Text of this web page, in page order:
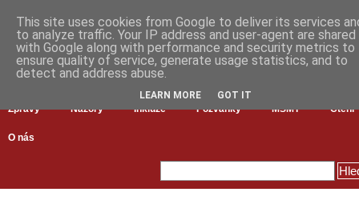
Zprávy Názory Inkluze Pozvánky MŠMT Čtení
O nás
This site uses cookies from Google to deliver its services
to analyze traffic. Your IP address and user-agent are shared
with Google along with performance and security metrics to
ensure quality of service, generate usage statistics, and to
detect and address abuse.
LEARN MORE GOT IT